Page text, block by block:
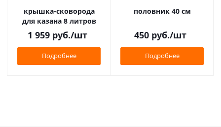
крышка-сковорода
для казана 8 литров
1 959руб./шт
Подробнее
половник 40 см
450 руб./шт
Подробнее